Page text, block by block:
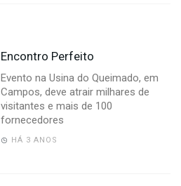
Encontro Perfeito
Evento na Usina do Queimado, em
Campos, deve atrair milhares de
visitantes e mais de 100
fornecedores
HÁ 3 ANOS